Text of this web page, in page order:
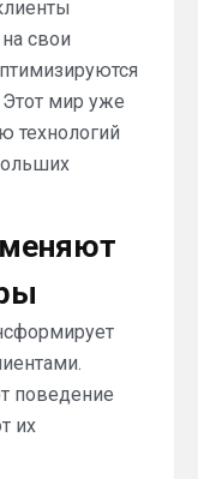
свои
мир уже
технологий
меняют
поведение
их